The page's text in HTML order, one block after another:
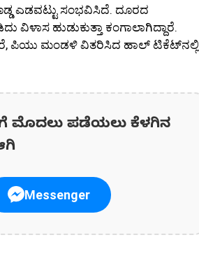
ಎಡವಟ್ಟು ಸಂಭವಿಸಿದೆ. ದೂರದ
ಹುಡುಕುತ್ತಾ ಕಂಗಾಲಾಗಿದ್ದಾರೆ.
ಪಿಯು ಮಂಡಳಿ ವಿತರಿಸಿದ ಹಾಲ್ ಟಿಕೆಟ್‌ನಲ್ಲಿ
ಪಡೆಯಲು ಕೆಳಗಿನ
Messenger